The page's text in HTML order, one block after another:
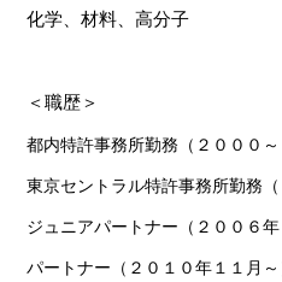
化学、材料、高分子
＜職歴＞
都内特許事務所勤務（２０００～
東京セントラル特許事務所勤務（
ジュニアパートナー（２００６年
パートナー（ ２０１０年１１ 月 ～